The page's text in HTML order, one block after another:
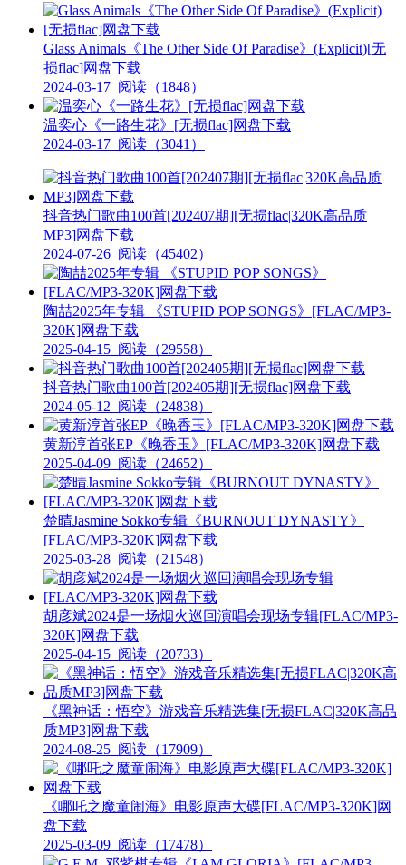
Glass Animals《The Other Side Of Paradise》(Explicit)[无
损flac]网盘下载
2024-03-17 阅读（1848）
温奕心《一路生花》[无损flac]网盘下载
2024-03-17 阅读（3041）
抖音热门歌曲100首[202407期][无损flac|320K高品质
MP3]网盘下载
2024-07-26 阅读（45402）
陶喆2025年专辑 《STUPID POP SONGS》[FLAC/MP3-
320K]网盘下载
2025-04-15 阅读（29558）
抖音热门歌曲100首[202405期][无损flac]网盘下载
2024-05-12 阅读（24838）
黄新淳首张EP《晚香玉》[FLAC/MP3-320K]网盘下载
2025-04-09 阅读（24652）
楚晴Jasmine Sokko专辑《BURNOUT DYNASTY》
[FLAC/MP3-320K]网盘下载
2025-03-28 阅读（21548）
胡彦斌2024是一场烟火巡回演唱会现场专辑[FLAC/MP3-
320K]网盘下载
2025-04-15 阅读（20733）
《黑神话：悟空》游戏音乐精选集[无损FLAC|320K高品
质MP3]网盘下载
2024-08-25 阅读（17909）
《哪吒之魔童闹海》电影原声大碟[FLAC/MP3-320K]网
盘下载
2025-03-09 阅读（17478）